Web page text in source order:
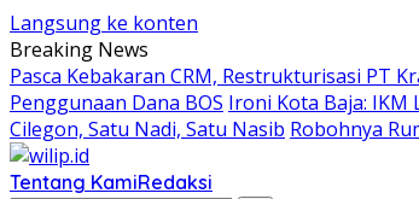
Langsung ke konten
Breaking News
Pasca Kebakaran CRM, Restrukturisasi PT
Penggunaan Dana BOS Ironi Kota Baja: IKM
Cilegon, Satu Nadi, Satu Nasib Robohnya
Tentang KamiRedaksi